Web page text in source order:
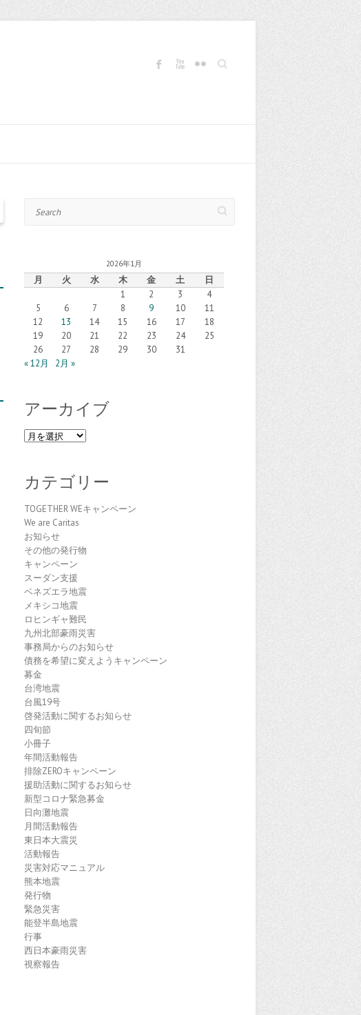
Search
2026年1月
月 火 水 木 金 土
日
1
2 3
4
5
6 7 8 9 10
11
12
13 14 15 16 17
18
19
20 21 22 23 24
25
26
27 28 29 30
31
« 12月
2月 »
アーカイブ
ア
イ
ブ
カテゴリー
TOGETHER WEキャンペーン
We are Caritas
お知らせ
その他の発行物
キャンペーン
スーダン支援
ベネズエラ地震
メキシコ地震
ロヒンギャ難民
九州北部豪雨災害
事務局からのお知らせ
債務を希望に変えようキャンペーン
募金
台湾地震
台風19号
啓発活動に関するお知らせ
四旬節
小冊子
年間活動報告
排除ZEROキャンペーン
援助活動に関するお知らせ
新型コロナ緊急募金
日向灘地震
月間活動報告
東日本大震災
活動報告
災害対応マニュアル
熊本地震
発行物
緊急災害
能登半島地震
行事
西日本豪雨災害
視察報告